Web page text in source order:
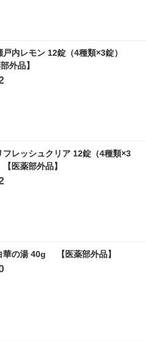
戸内レモン 12錠（4種類×3錠）
外品】
フレッシュクリア 12錠（4種類×3
医薬部外品】
華の湯 40g 【医薬部外品】